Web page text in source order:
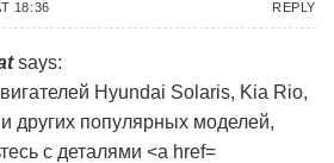
18:36 REPLY
says:
Hyundai Solaris, Kia Rio,
других популярных моделей,
с деталями <a href=